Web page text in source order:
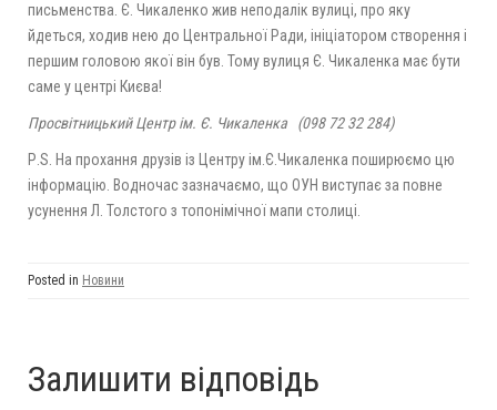
письменства. Є. Чикаленко жив неподалік вулиці, про яку
йдеться, ходив нею до Центральної Ради, ініціатором створення і
першим головою якої він був. Тому вулиця Є. Чикаленка має бути
саме у центрі Києва!
Просвітницький Центр ім. Є. Чикаленка (098 72 32 284)
Р.S. На прохання друзів із Центру ім.Є.Чикаленка поширюємо цю
інформацію. Водночас зазначаємо, що ОУН виступає за повне
усунення Л. Толстого з топонімічної мапи столиці.
Posted in Новини
Залишити відповідь